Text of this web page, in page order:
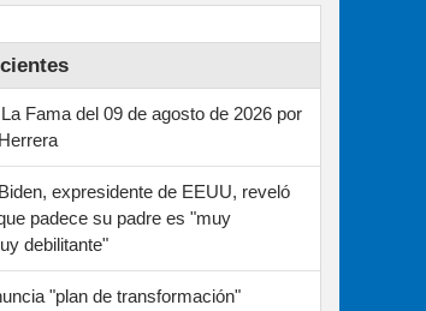
Fama del 09 de agosto de 2026 por
expresidente de EEUU, reveló
padece su padre es "muy
debilitante"
"plan de transformación"